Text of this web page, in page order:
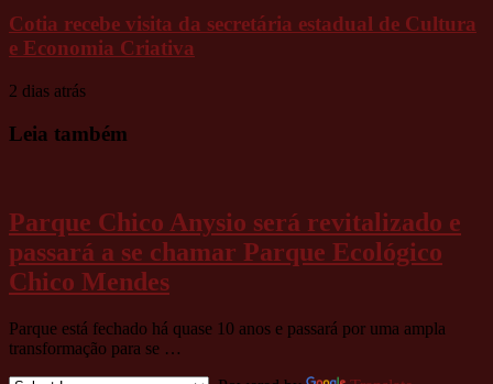
Cotia recebe visita da secretária estadual de Cultura
e Economia Criativa
2 dias atrás
Leia também
Parque Chico Anysio será revitalizado e
passará a se chamar Parque Ecológico
Chico Mendes
Parque está fechado há quase 10 anos e passará por uma ampla
transformação para se …